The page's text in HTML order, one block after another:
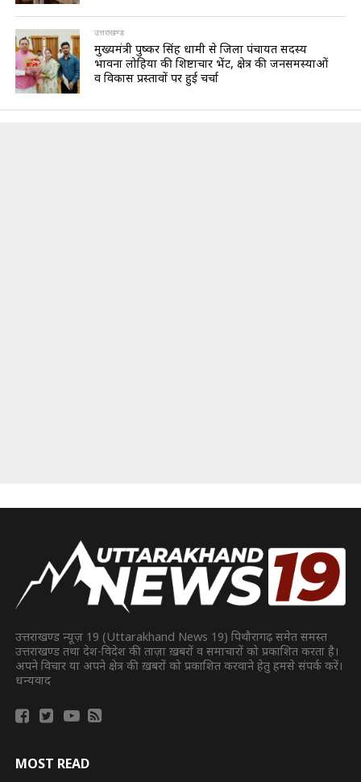
उत्तराखण्ड
मुख्यमंत्री पुष्कर सिंह धामी से जिला पंचायत सदस्य
भावना लोहिया की शिष्टाचार भेंट, क्षेत्र की जनसमस्याओं
व विकास प्रस्तावों पर हुई चर्चा
उत्तराखण्ड न्यूज़ 19 (Uttarakhand News 19) पिथौरागढ़ समेत समस्त
उत्तराखण्ड तथा देश-विदेश की ताज़ा ख़बरों व समाचारों को प्रकाशित करता है।
अपने विचार या अपने क्षेत्र की ख़बरों को प्रकाशित करवाने हेतु हमसे संपर्क करें।
धन्यवाद
MOST READ